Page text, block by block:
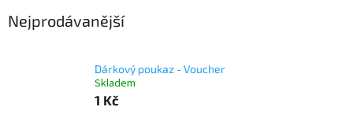
Nejprodávanější
Dárkový poukaz - Voucher
Skladem
1 Kč